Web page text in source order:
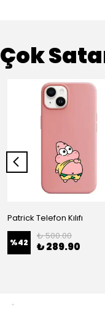
Çok
Patrick Telefon Kılıfı
%42
₺ 500.00
₺ 289.90